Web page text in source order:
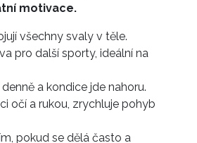
motivace.
všechny svaly v těle.
pro další sporty, ideální na
a kondice jde nahoru.
očí a rukou, zrychluje pohyb
pokud se dělá často a